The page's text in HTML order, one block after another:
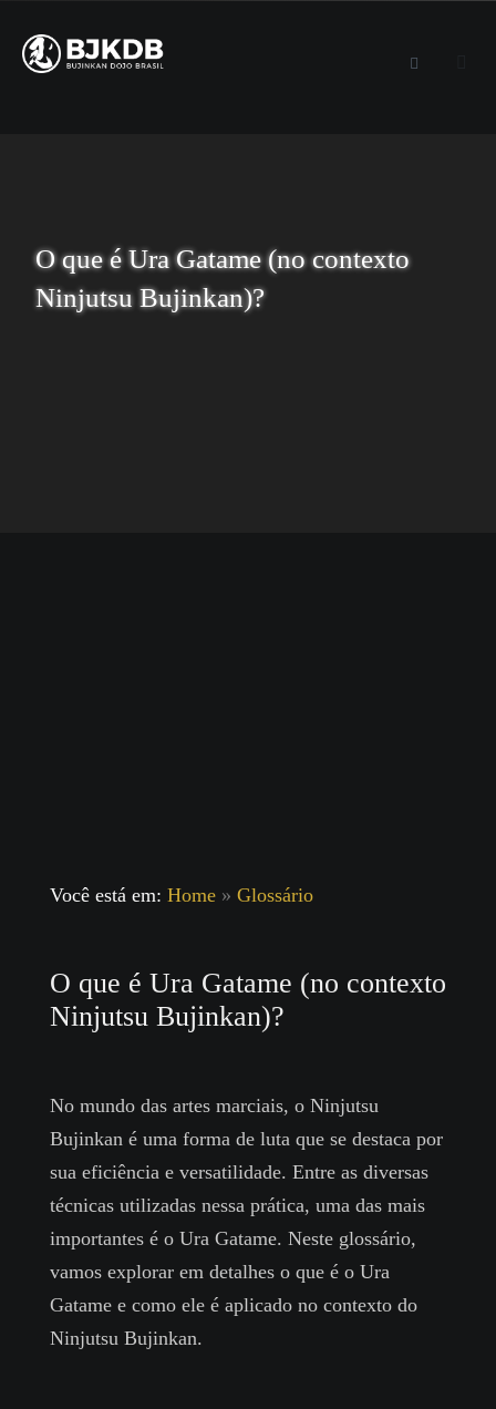
O que é Ura Gatame (no contexto
Ninjutsu Bujinkan)?
Você está em: Home» Glossário
O que é Ura Gatame (no contexto
Ninjutsu Bujinkan)?
No mundo das artes marciais, o Ninjutsu
Bujinkan é uma forma de luta que se destaca por
sua eficiência e versatilidade. Entre as diversas
técnicas utilizadas nessa prática, uma das mais
importantes é o Ura Gatame. Neste glossário,
vamos explorar em detalhes o que é o Ura
Gatame e como ele é aplicado no contexto do
Ninjutsu Bujinkan.